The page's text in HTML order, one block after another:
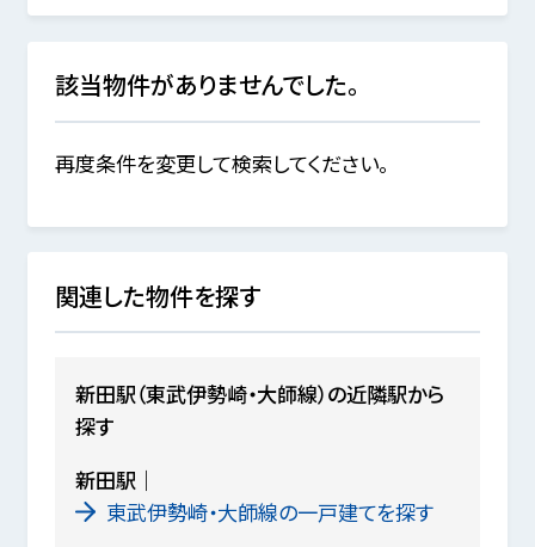
該当物件がありませんでした。
再度条件を変更して検索してください。
関連した物件を探す
新田駅（東武伊勢崎・大師線）の近隣駅から
探す
新田駅
東武伊勢崎・大師線の一戸建てを探す